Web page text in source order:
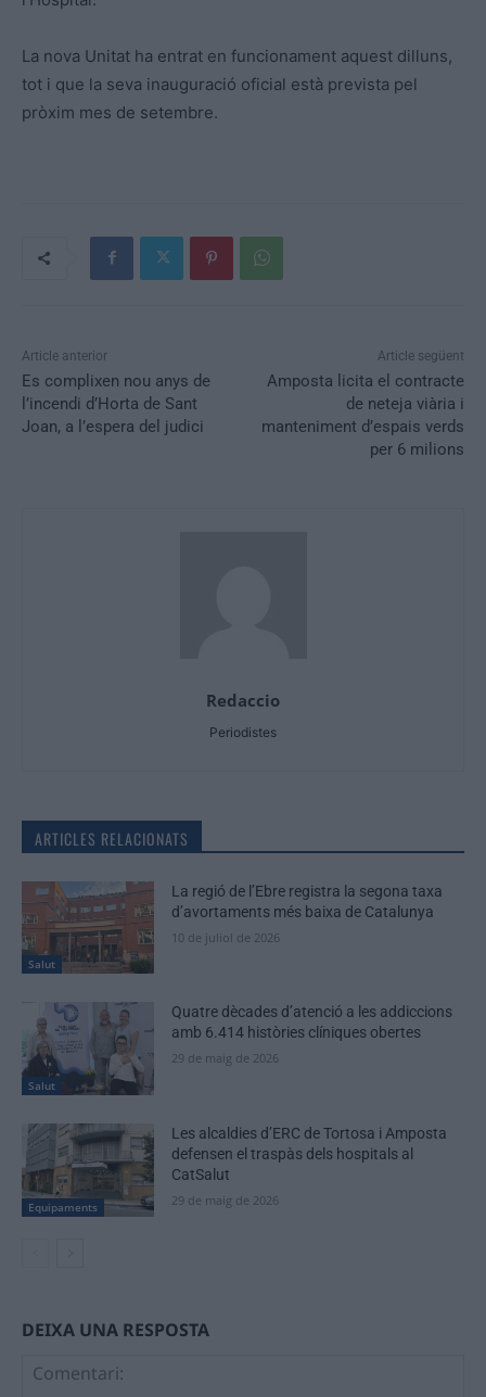
La nova Unitat ha entrat en funcionament aquest dilluns,
tot i que la seva inauguració oficial està prevista pel
pròxim mes de setembre.
Article anterior
Es complixen nou anys de
l’incendi d’Horta de Sant
Joan, a l’espera del judici
Article següent
Amposta licita el contracte
de neteja viària i
manteniment d’espais verds
per 6 milions
Redaccio
Periodistes
ARTICLES RELACIONATS
Salut
La regió de l’Ebre registra la segona taxa
d’avortaments més baixa de Catalunya
10 de juliol de 2026
Salut
Quatre dècades d’atenció a les addiccions
amb 6.414 històries clíniques obertes
29 de maig de 2026
Equipaments
Les alcaldies d’ERC de Tortosa i Amposta
defensen el traspàs dels hospitals al
CatSalut
29 de maig de 2026
DEIXA UNA RESPOSTA